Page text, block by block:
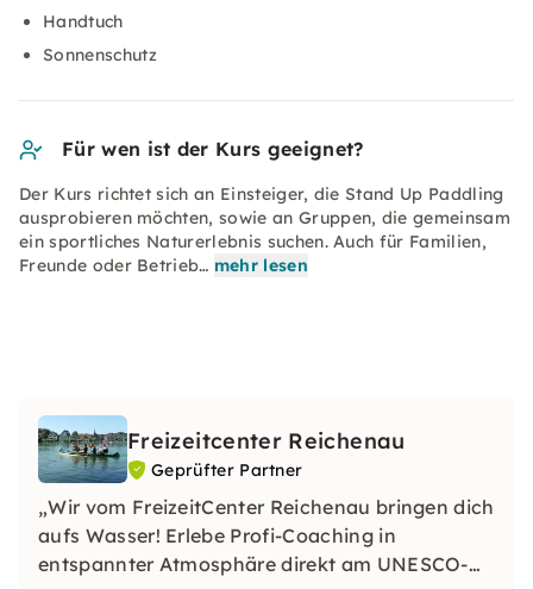
Handtuch
Sonnenschutz
Für wen ist der Kurs geeignet?
Der Kurs richtet sich an Einsteiger, die Stand Up Paddling
ausprobieren möchten, sowie an Gruppen, die gemeinsam
ein sportliches Naturerlebnis suchen. Auch für Familien,
Freunde oder Betrieb… mehr lesen
Freizeitcenter Reichenau
Geprüfter Partner
„Wir vom FreizeitCenter Reichenau bringen dich
aufs Wasser! Erlebe Profi-Coaching in
entspannter Atmosphäre direkt am UNESCO-